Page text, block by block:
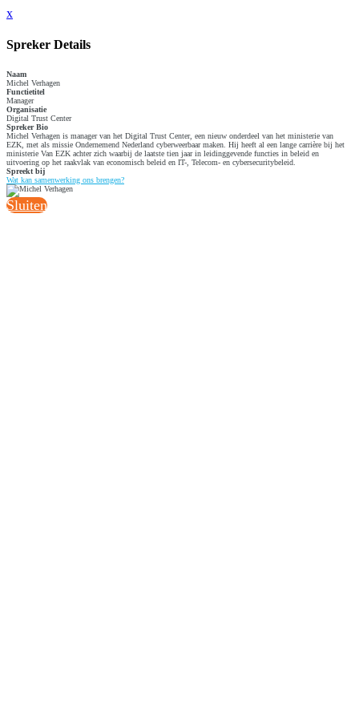
x
Spreker Details
Naam
Michel Verhagen
Functietitel
Manager
Organisatie
Digital Trust Center
Spreker Bio
Michel Verhagen is manager van het Digital Trust Center, een nieuw onderdeel van het ministerie van
EZK, met als missie Ondernemend Nederland cyberweerbaar maken. Hij heeft al een lange carrière bij het
ministerie Van EZK achter zich waarbij de laatste tien jaar in leidinggevende functies in beleid en
uitvoering op het raakvlak van economisch beleid en IT-, Telecom- en cybersecuritybeleid.
Spreekt bij
Wat kan samenwerking ons brengen?
Sluiten